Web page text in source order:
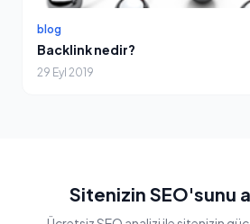
blog
Backlink nedir?
29 Eyl 2019
Sitenizin SEO'sunu